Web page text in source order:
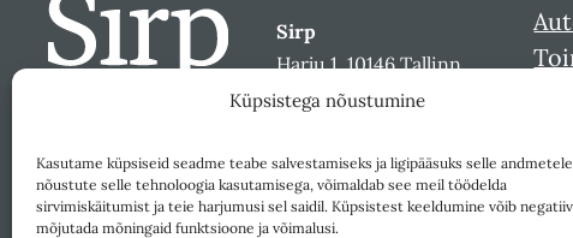
Küpsistega nõustumine
Kasutame küpsiseid seadme teabe salvestamiseks ja ligipääsuks selle
nõustute selle tehnoloogia kasutamisega, võimaldab see meil töödelda
sirvimiskäitumist ja teie harjumusi sel saidil. Küpsistest keeldumine võib
mõjutada mõningaid funktsioone ja võimalusi.
Sirp
Harju 1, 10146 Tallinn
sirp@sirp.ee
Toeta